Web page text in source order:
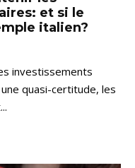
et si le
italien?
investissements
quasi-certitude, les